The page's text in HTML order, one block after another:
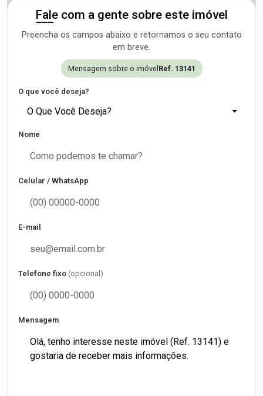
Fale com a gente sobre este imóvel
Preencha os campos abaixo e retornamos o seu contato
em breve.
Mensagem sobre o imóvel Ref. 13141
O que você deseja?
O Que Você Deseja?
Nome
Celular / WhatsApp
E-mail
Telefone fixo (opcional)
Mensagem